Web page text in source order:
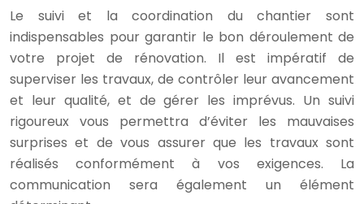
Le suivi et la coordination du chantier sont
indispensables pour garantir le bon déroulement de
votre projet de rénovation. Il est impératif de
superviser les travaux, de contrôler leur avancement
et leur qualité, et de gérer les imprévus. Un suivi
rigoureux vous permettra d’éviter les mauvaises
surprises et de vous assurer que les travaux sont
réalisés conformément à vos exigences. La
communication sera également un élément